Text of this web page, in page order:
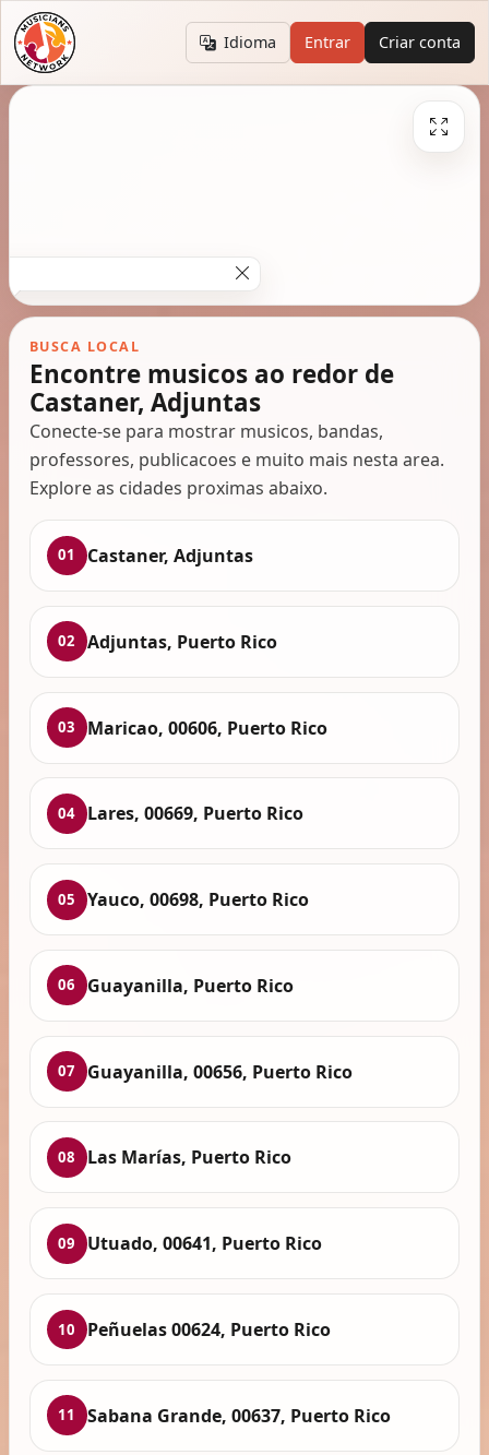
Idioma Entrar Criar conta
BUSCA LOCAL
Encontre musicos ao redor de
Castaner, Adjuntas
Conecte-se para mostrar musicos, bandas,
professores, publicacoes e muito mais nesta area.
Explore as cidades proximas abaixo.
01 Castaner, Adjuntas
02 Adjuntas, Puerto Rico
03 Maricao, 00606, Puerto Rico
04 Lares, 00669, Puerto Rico
05 Yauco, 00698, Puerto Rico
06 Guayanilla, Puerto Rico
07 Guayanilla, 00656, Puerto Rico
08 Las Marías, Puerto Rico
09 Utuado, 00641, Puerto Rico
10 Peñuelas 00624, Puerto Rico
11 Sabana Grande, 00637, Puerto Rico